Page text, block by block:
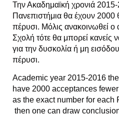
Την Ακαδημαϊκή χρονιά
Πανεπιστήμια θα έχουν 2000
πέρυσι. Μόλις ανακοινωθεί ο
Σχολή τότε θα μπορεί κανείς
για την δυσκολία ή μη
πέρυσι.
Academic year 2015-2016
have 2000 acceptances
as the exact number for each
then one can draw